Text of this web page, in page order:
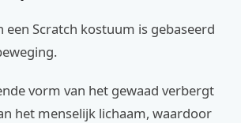
een Scratch kostuum is gebaseerd
vorm van het gewaad verbergt
het menselijk lichaam, waardoor